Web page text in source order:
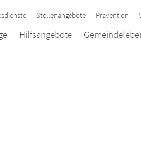
Stellenangebote Prävention
Hilfsangebote